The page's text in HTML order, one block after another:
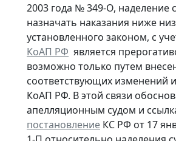
2003 года № 349-О, наделение
назначать наказания ниже
установленного законом, с
КоАП РФ является
возможно только путем
соответствующих изменений
КоАП РФ. В этой связи
апелляционным судом и
постановление КС РФ от 17